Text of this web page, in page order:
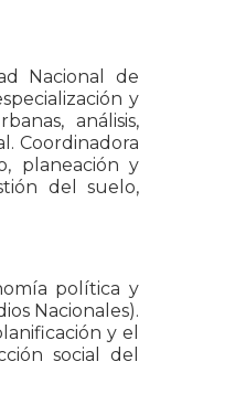
Nacional de
y
análisis,
Coordinadora
planeación y
del suelo,
política y
Nacionales).
y el
social del